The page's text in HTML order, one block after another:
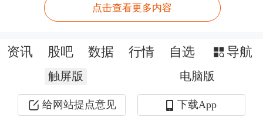
后顾之忧，唤醒更多消费需求。一方
平，增加医保补助；发行超长期特别国
难居民收入。另一方面，以更大力度的
点击查看更多内容
资讯 股吧 数据 行情 自选 导航
触屏版 电脑版
给网站提点意见 下载App